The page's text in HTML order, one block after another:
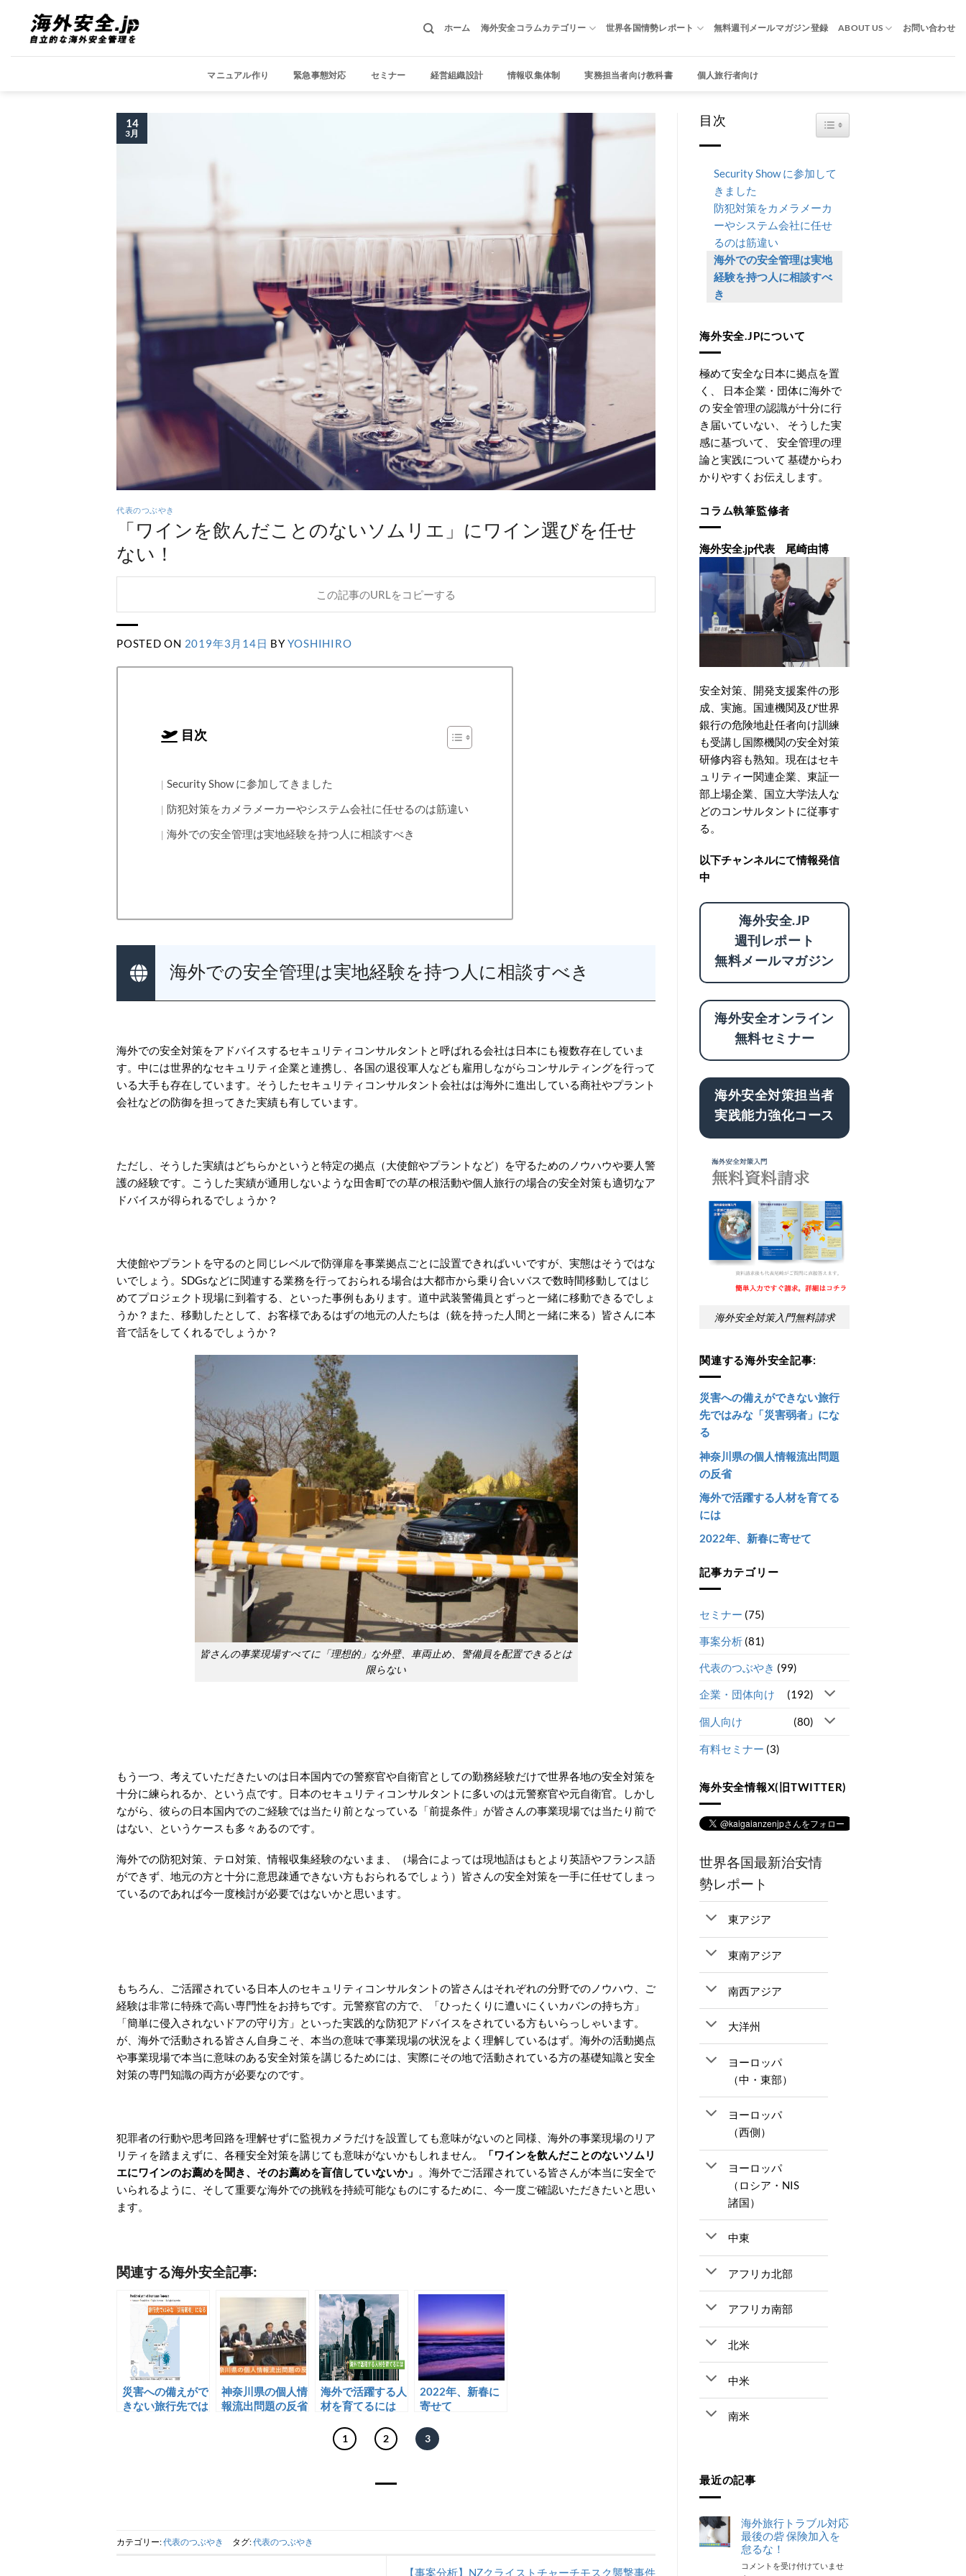
content
ホーム 海外安全コラムカテゴリー 世界各国情勢レポート 無料週刊メールマガジン登録 ABOUT US お問い合わせ
マニュアル作り 緊急事態対応 セミナー 経営組織設計 情報収集体制 実務担当者向け教科書 個人旅行者向け
14
3月
代表のつぶやき
「ワインを飲んだことのないソムリエ」にワイン選びを任せ
ない！
この記事のURLをコピーする
POSTED ON 2019年3月14日 BYYOSHIHIRO
目次
Security Show に参加してきました
防犯対策をカメラメーカーやシステム会社に任せるのは筋違い
海外での安全管理は実地経験を持つ人に相談すべき
海外での安全管理は実地経験を持つ人に相談すべき
海外での安全対策をアドバイスするセキュリティコンサルタントと呼ばれる会社は日本にも複数存在していま
す。中には世界的なセキュリティ企業と連携し、各国の退役軍人なども雇用しながらコンサルティングを行って
いる大手も存在しています。そうしたセキュリティコンサルタント会社はは海外に進出している商社やプラント
会社などの防御を担ってきた実績も有しています。
ただし、そうした実績はどちらかというと特定の拠点（大使館やプラントなど）を守るためのノウハウや要人警
護の経験です。こうした実績が通用しないような田舎町での草の根活動や個人旅行の場合の安全対策も適切なア
ドバイスが得られるでしょうか？
大使館やプラントを守るのと同じレベルで防弾扉を事業拠点ごとに設置できればいいですが、実態はそうではな
いでしょう。SDGsなどに関連する業務を行っておられる場合は大都市から乗り合いバスで数時間移動してはじ
めてプロジェクト現場に到着する、といった事例もあります。道中武装警備員とずっと一緒に移動できるでしょ
うか？また、移動したとして、お客様であるはずの地元の人たちは（銃を持った人間と一緒に来る）皆さんに本
音で話をしてくれるでしょうか？
皆さんの事業現場すべてに「理想的」な外壁、車両止め、警備員を配置できるとは
限らない
もう一つ、考えていただきたいのは日本国内での警察官や自衛官としての勤務経験だけで世界各地の安全対策を
十分に練られるか、という点です。日本のセキュリティコンサルタントに多いのは元警察官や元自衛官。しかし
ながら、彼らの日本国内でのご経験では当たり前となっている「前提条件」が皆さんの事業現場では当たり前で
はない、というケースも多々あるのです。
海外での防犯対策、テロ対策、情報収集経験のないまま、（場合によっては現地語はもとより英語やフランス語
ができず、地元の方と十分に意思疎通できない方もおられるでしょう）皆さんの安全対策を一手に任せてしまっ
ているのであれば今一度検討が必要ではないかと思います。
もちろん、ご活躍されている日本人のセキュリティコンサルタントの皆さんはそれぞれの分野でのノウハウ、ご
経験は非常に特殊で高い専門性をお持ちです。元警察官の方で、「ひったくりに遭いにくいカバンの持ち方」
「簡単に侵入されないドアの守り方」といった実践的な防犯アドバイスをされている方もいらっしゃいます。
が、海外で活動される皆さん自身こそ、本当の意味で事業現場の状況をよく理解しているはず。海外の活動拠点
や事業現場で本当に意味のある安全対策を講じるためには、実際にその地で活動されている方の基礎知識と安全
対策の専門知識の両方が必要なのです。
犯罪者の行動や思考回路を理解せずに監視カメラだけを設置しても意味がないのと同様、海外の事業現場のリア
リティを踏まえずに、各種安全対策を講じても意味がないかもしれません。
「ワインを飲んだことのないソムリ
エにワインのお薦めを聞き、そのお薦めを盲信していないか」 。海外でご活躍されている皆さんが本当に安全で
いられるように、そして重要な海外での挑戦を持続可能なものにするために、今一度ご確認いただきたいと思い
ます。
関連する海外安全記事:
災害への備えがで
きない旅行先では
神奈川県の個人情
報流出問題の反省
海外で活躍する人
材を育てるには
2022年、新春に
寄せて
1 2 3
カテゴリー:代表のつぶやき タグ:代表のつぶやき
【事案分析】NZクライストチャーチモスク襲撃事件
目次 TOGGLE TABLE OF CONTENT
Security Show に参加して
きました
防犯対策をカメラメーカ
ーやシステム会社に任せ
るのは筋違い
海外での安全管理は実地
経験を持つ人に相談すべ
き
海外安全.JPについて
極めて安全な日本に拠点を置
く、 日本企業・団体に海外で
の 安全管理の認識が十分に行
き届いていない、 そうした実
感に基づいて、 安全管理の理
論と実践について 基礎からわ
かりやすくお伝えします。
コラム執筆監修者
海外安全.jp代表 尾崎由博
安全対策、開発支援案件の形
成、実施。国連機関及び世界
銀行の危険地赴任者向け訓練
も受講し国際機関の安全対策
研修内容も熟知。現在はセキ
ュリティー関連企業、東証一
部上場企業、国立大学法人な
どのコンサルタントに従事す
る。
以下チャンネルにて情報発信
中
海外安全.JP
週刊レポート
無料メールマガジン
海外安全オンライン
無料セミナー
海外安全対策担当者
実践能力強化コース
海外安全対策入門無料請求
関連する海外安全記事:
災害への備えができない旅行
先ではみな「災害弱者」にな
る
神奈川県の個人情報流出問題
の反省
海外で活躍する人材を育てる
には
2022年、新春に寄せて
記事カテゴリー
セミナー (75)
事案分析 (81)
代表のつぶやき (99)
企業・団体向け (192)
個人向け (80)
有料セミナー (3)
海外安全情報X(旧TWITTER)
世界各国最新治安情
勢レポート
東アジア
東南アジア
南西アジア
大洋州
ヨーロッパ
（中・東部）
ヨーロッパ
（西側）
ヨーロッパ
（ロシア・NIS
諸国）
中東
アフリカ北部
アフリカ南部
北米
中米
南米
最近の記事
海外旅行トラブル対応
最後の砦 保険加入を
怠るな！
海
コメントを受け付けていませ